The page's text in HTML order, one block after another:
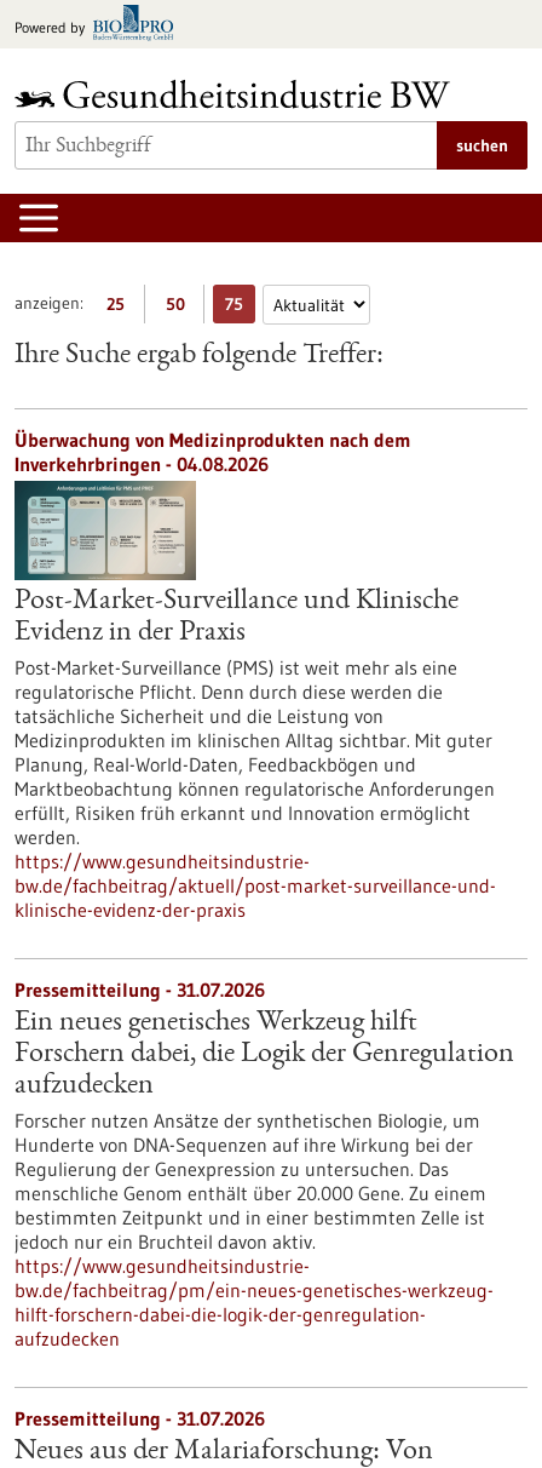
Inhalt
Powered by
suchen
anzeigen: 25 50 75
Ihre Suche ergab folgende Treffer:
Überwachung von Medizinprodukten nach dem
Inverkehrbringen - 04.08.2026
Post-Market-Surveillance und Klinische
Evidenz in der Praxis
Post-Market-Surveillance (PMS) ist weit mehr als eine
regulatorische Pflicht. Denn durch diese werden die
tatsächliche Sicherheit und die Leistung von
Medizinprodukten im klinischen Alltag sichtbar. Mit guter
Planung, Real-World-Daten, Feedbackbögen und
Marktbeobachtung können regulatorische Anforderungen
erfüllt, Risiken früh erkannt und Innovation ermöglicht
werden.
https://www.gesundheitsindustrie-
bw.de/fachbeitrag/aktuell/post-market-surveillance-und-
klinische-evidenz-der-praxis
Pressemitteilung - 31.07.2026
Ein neues genetisches Werkzeug hilft
Forschern dabei, die Logik der Genregulation
aufzudecken
Forscher nutzen Ansätze der synthetischen Biologie, um
Hunderte von DNA-Sequenzen auf ihre Wirkung bei der
Regulierung der Genexpression zu untersuchen. Das
menschliche Genom enthält über 20.000 Gene. Zu einem
bestimmten Zeitpunkt und in einer bestimmten Zelle ist
jedoch nur ein Bruchteil davon aktiv.
https://www.gesundheitsindustrie-
bw.de/fachbeitrag/pm/ein-neues-genetisches-werkzeug-
hilft-forschern-dabei-die-logik-der-genregulation-
aufzudecken
Pressemitteilung - 31.07.2026
Neues aus der Malariaforschung: Von